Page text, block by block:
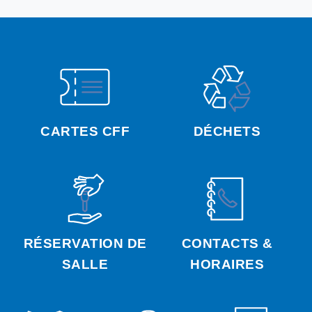
CARTES CFF DÉCHETS
RÉSERVATION DE
SALLE
CONTACTS &
HORAIRES